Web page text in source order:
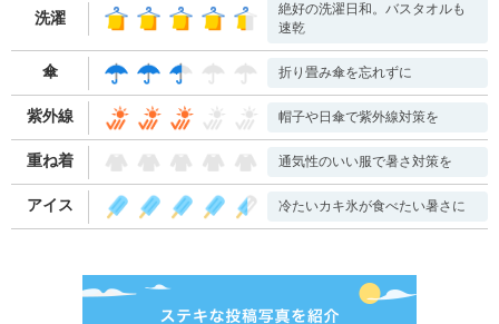
洗濯
絶好の洗濯日和。バスタオルも
速乾
傘 折り畳み傘を忘れずに
紫外線 帽子や日傘で紫外線対策を
重ね着 通気性のいい服で暑さ対策を
アイス 冷たいカキ氷が食べたい暑さに